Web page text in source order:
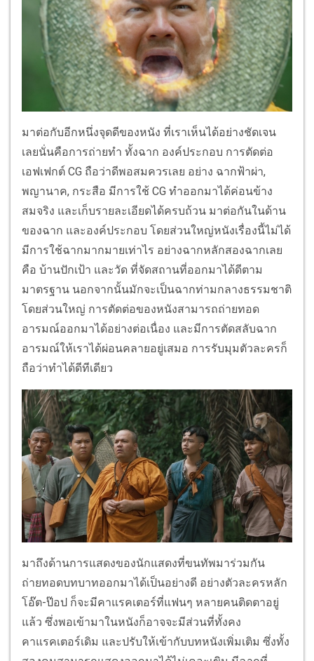
มาต่อกับอีกหนึ่งจุดดีของหนัง ที่เราเห็นได้อย่างชัดเจน
เลยนั่นคือการถ่ายทำ ทั้งฉาก องค์ประกอบ การตัดต่อ
เอฟเฟกต์ CG ถือว่าดีพอสมควรเลย อย่าง ฉากฟ้าผ่า,
พญานาค, กระสือ มีการใช้ CG ทำออกมาได้ค่อนข้าง
สมจริง และเก็บรายละเอียดได้ครบถ้วน มาต่อกันในด้าน
ของฉาก และองค์ประกอบ โดยส่วนใหญ่หนังเรื่องนี้ไม่ได้
มีการใช้ฉากมากมายเท่าไร อย่างฉากหลักสองฉากเลย
คือ บ้านปักเป้า และวัด ที่จัดสถานที่ออกมาได้ดีตาม
มาตรฐาน นอกจากนั้นมักจะเป็นฉากท่ามกลางธรรมชาติ
โดยส่วนใหญ่ การตัดต่อของหนังสามารถถ่ายทอด
อารมณ์ออกมาได้อย่างต่อเนื่อง และมีการตัดสลับฉาก
อารมณ์ให้เราได้ผ่อนคลายอยู่เสมอ การรับมุมตัวละครก็
ถือว่าทำได้ดีทีเดียว
มาถึงด้านการแสดงของนักแสดงที่ขนทัพมาร่วมกัน
ถ่ายทอดบทบาทออกมาได้เป็นอย่างดี อย่างตัวละครหลัก
โอ๊ต-ป๊อป ก็จะมีคาแรคเตอร์ที่แฟนๆ หลายคนติดตาอยู่
แล้ว ซึ่งพอเข้ามาในหนังก็อาจจะมีส่วนที่ทั้งคง
คาแรคเตอร์เดิม และปรับให้เข้ากับบทหนังเพิ่มเติม ซึ่งทั้ง